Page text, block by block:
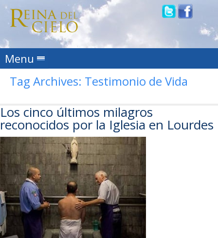
Menu Skip to content
Tag Archives: Testimonio de Vida
Los cinco últimos milagros
reconocidos por la Iglesia en Lourdes